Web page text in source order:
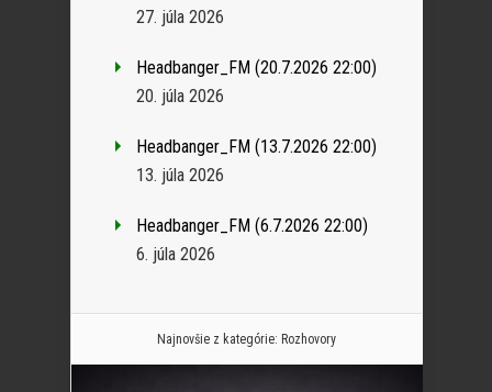
27. júla 2026
Headbanger_FM (20.7.2026 22:00)
20. júla 2026
Headbanger_FM (13.7.2026 22:00)
13. júla 2026
Headbanger_FM (6.7.2026 22:00)
6. júla 2026
Najnovšie z kategórie: Rozhovory